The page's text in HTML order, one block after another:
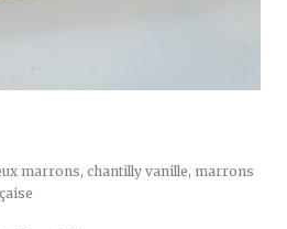
marrons, chantilly vanille, marrons